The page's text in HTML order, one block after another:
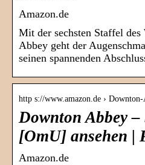
Amazon.de
Mit der sechsten Staffel
Abbey geht der
seinen spannenden
http s://www.amazon.de ›
Downton Abbey
[OmU] ansehen |
Amazon.de